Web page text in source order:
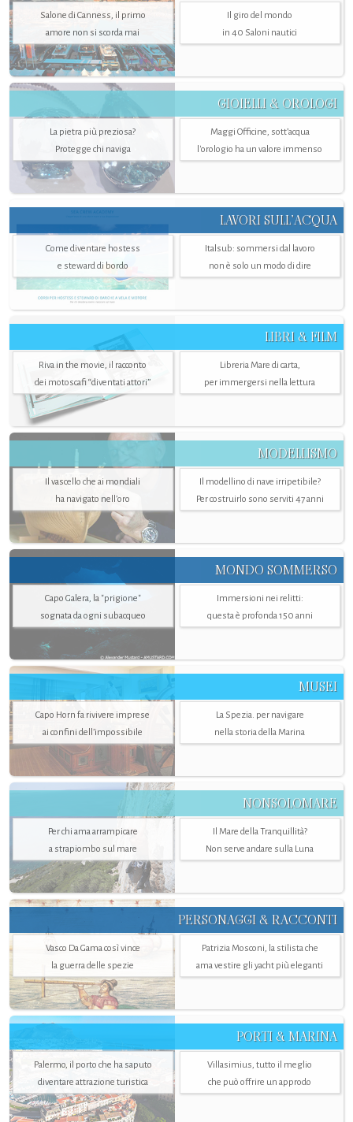
Salone di Canness, il primo
amore non si scorda mai
Il giro del mondo
in 40 Saloni nautici
GIOIELLI & OROLOGI
La pietra più preziosa?
Protegge chi naviga
Maggi Officine, sott’acqua
l'orologio ha un valore immenso
LAVORI SULL’ACQUA
Come diventare hostess
e steward di bordo
Italsub: sommersi dal lavoro
non è solo un modo di dire
LIBRI & FILM
Riva in the movie, il racconto
dei motoscafi “diventati attori”
Libreria Mare di carta,
per immergersi nella lettura
MODELLISMO
Il vascello che ai mondiali
ha navigato nell’oro
Il modellino di nave irripetibile?
Per costruirlo sono serviti 47 anni
MONDO SOMMERSO
Capo Galera, la "prigione"
sognata da ogni subacqueo
Immersioni nei relitti:
questa è profonda 150 anni
MUSEI
Capo Horn fa rivivere imprese
ai confini dell’impossibile
La Spezia. per navigare
nella storia della Marina
NONSOLOMARE
Per chi ama arrampicare
a strapiombo sul mare
Il Mare della Tranquillità?
Non serve andare sulla Luna
PERSONAGGI & RACCONTI
Vasco Da Gama così vince
la guerra delle spezie
Patrizia Mosconi, la stilista che
ama vestire gli yacht più eleganti
PORTI & MARINA
Palermo, il porto che ha saputo
diventare attrazione turistica
Villasimius, tutto il meglio
che può offrire un approdo